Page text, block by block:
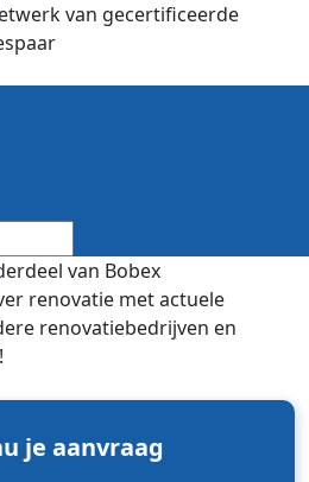
van gecertificeerde
van Bobex
renovatie met actuele
renovatiebedrijven en
je aanvraag